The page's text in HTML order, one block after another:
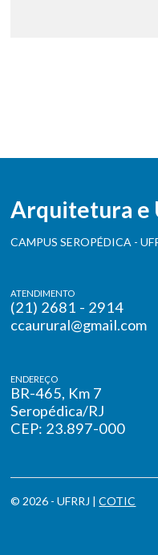
Arquitetura e
CAMPUS SEROPÉDICA -
ATENDIMENTO
(21) 2681 - 2914
ccaurural@gmail.com
ENDEREÇO
BR-465, Km 7
Seropédica/RJ
CEP: 23.897-000
© 2026 - UFRRJ |COTIC